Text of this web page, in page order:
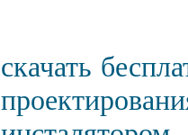
скачать